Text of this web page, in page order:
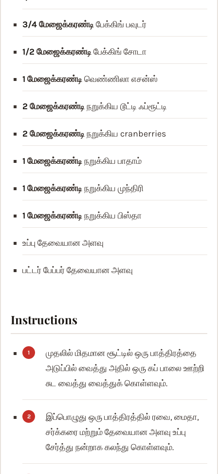
3/4மேஜைக்கரண்டிபேக்கிங் பவுடர்
1/2 மேஜைக்கரண்டிபேக்கிங் சோடா
1 மேஜைக்கரண்டிவெண்ணிலா எசன்ஸ்
2 மேஜைக்கரண்டிநறுக்கிய டூட்டி ஃப்ரூட்டி
2 மேஜைக்கரண்டிநறுக்கிய cranberries
1 மேஜைக்கரண்டிநறுக்கிய பாதாம்
1 மேஜைக்கரண்டிநறுக்கிய முந்திரி
1 மேஜைக்கரண்டிநறுக்கிய பிஸ்தா
உப்பு தேவையான அளவு
பட்டர் பேப்பர்தேவையான அளவு
Instructions
முதலில் மிதமான சூட்டில் ஒரு பாத்திரத்தை
அடுப்பில் வைத்து அதில் ஒரு கப் பாலை ஊற்றி
சுட வைத்து வைத்துக் கொள்ளவும்.
இப்பொழுது ஒரு பாத்திரத்தில் ரவை, மைதா,
சர்க்கரை மற்றும் தேவையான அளவு உப்பு
சேர்த்து நன்றாக கலந்து கொள்ளவும்.